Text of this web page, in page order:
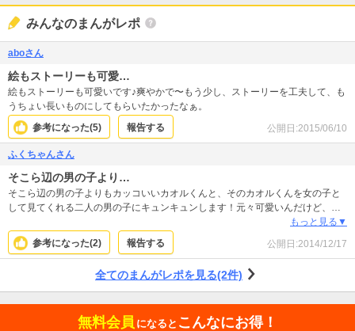
みんなのまんがレポ
aboさん
絵もストーリーも可愛…
絵もストーリーも可愛いです♪爽やかで〜もう少し、ストーリーを工夫して、も
うちょい長いものにしてもらいたかったなぁ。
参考になった(5) 報告する 公開日:2015/06/10
ふくちゃんさん
そこら辺の男の子より…
そこら辺の男の子よりもカッコいいカオルくんと、そのカオルくんを女の子と
して見てくれる二人の男の子にキュンキュンします！元々可愛いんだけど、更
もっと見る▼
参考になった(2) 報告する 公開日:2014/12/17
全てのまんがレポを見る(2件)
無料会員 になると こんなにお得！